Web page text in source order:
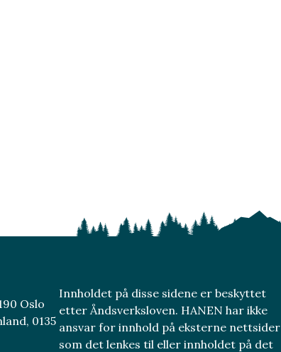
Oslo
0135
Innholdet på disse sidene er beskyttet
etter Åndsverksloven. HANEN har ikke
ansvar for innhold på eksterne nettsider
som det lenkes til eller innholdet på det